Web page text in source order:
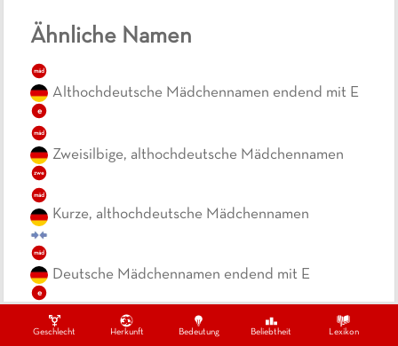
Geschlecht Herkunft Bedeutung Beliebtheit Lexikon
Ähnliche Namen
mäd
e
Althochdeutsche Mädchennamen endend mit E
mäd
zwe
Zweisilbige, althochdeutsche Mädchennamen
mäd
Kurze, althochdeutsche Mädchennamen
mäd
e
Deutsche Mädchennamen endend mit E
Zweisilbige, deutsche Mädchennamen